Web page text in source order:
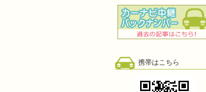
携帯はこちら